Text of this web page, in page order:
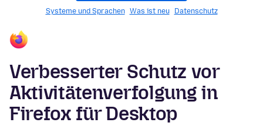
Systeme und Sprachen Was ist neu Datenschutz
Verbesserter Schutz vor
Aktivitätenverfolgung in
Firefox für Desktop